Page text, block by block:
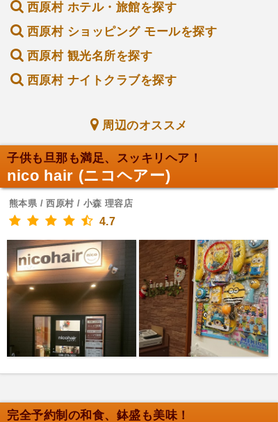
西原村 ホテル・旅館を探す
西原村 ショッピング モールを探す
西原村 観光名所を探す
西原村 ナイトクラブを探す
周辺のオススメ
子供も旦那も満足、スッキリヘア！
nico hair (ニコヘアー)
熊本県 / 西原村 / 小森 理容店
4.7
完全予約制の和食、鉢盛も美味！